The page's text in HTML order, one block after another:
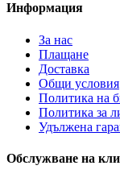
Информация
За нас
Плащане
Доставка
Общи условия
Политика на
Политика за
Удължена
Обслужване на